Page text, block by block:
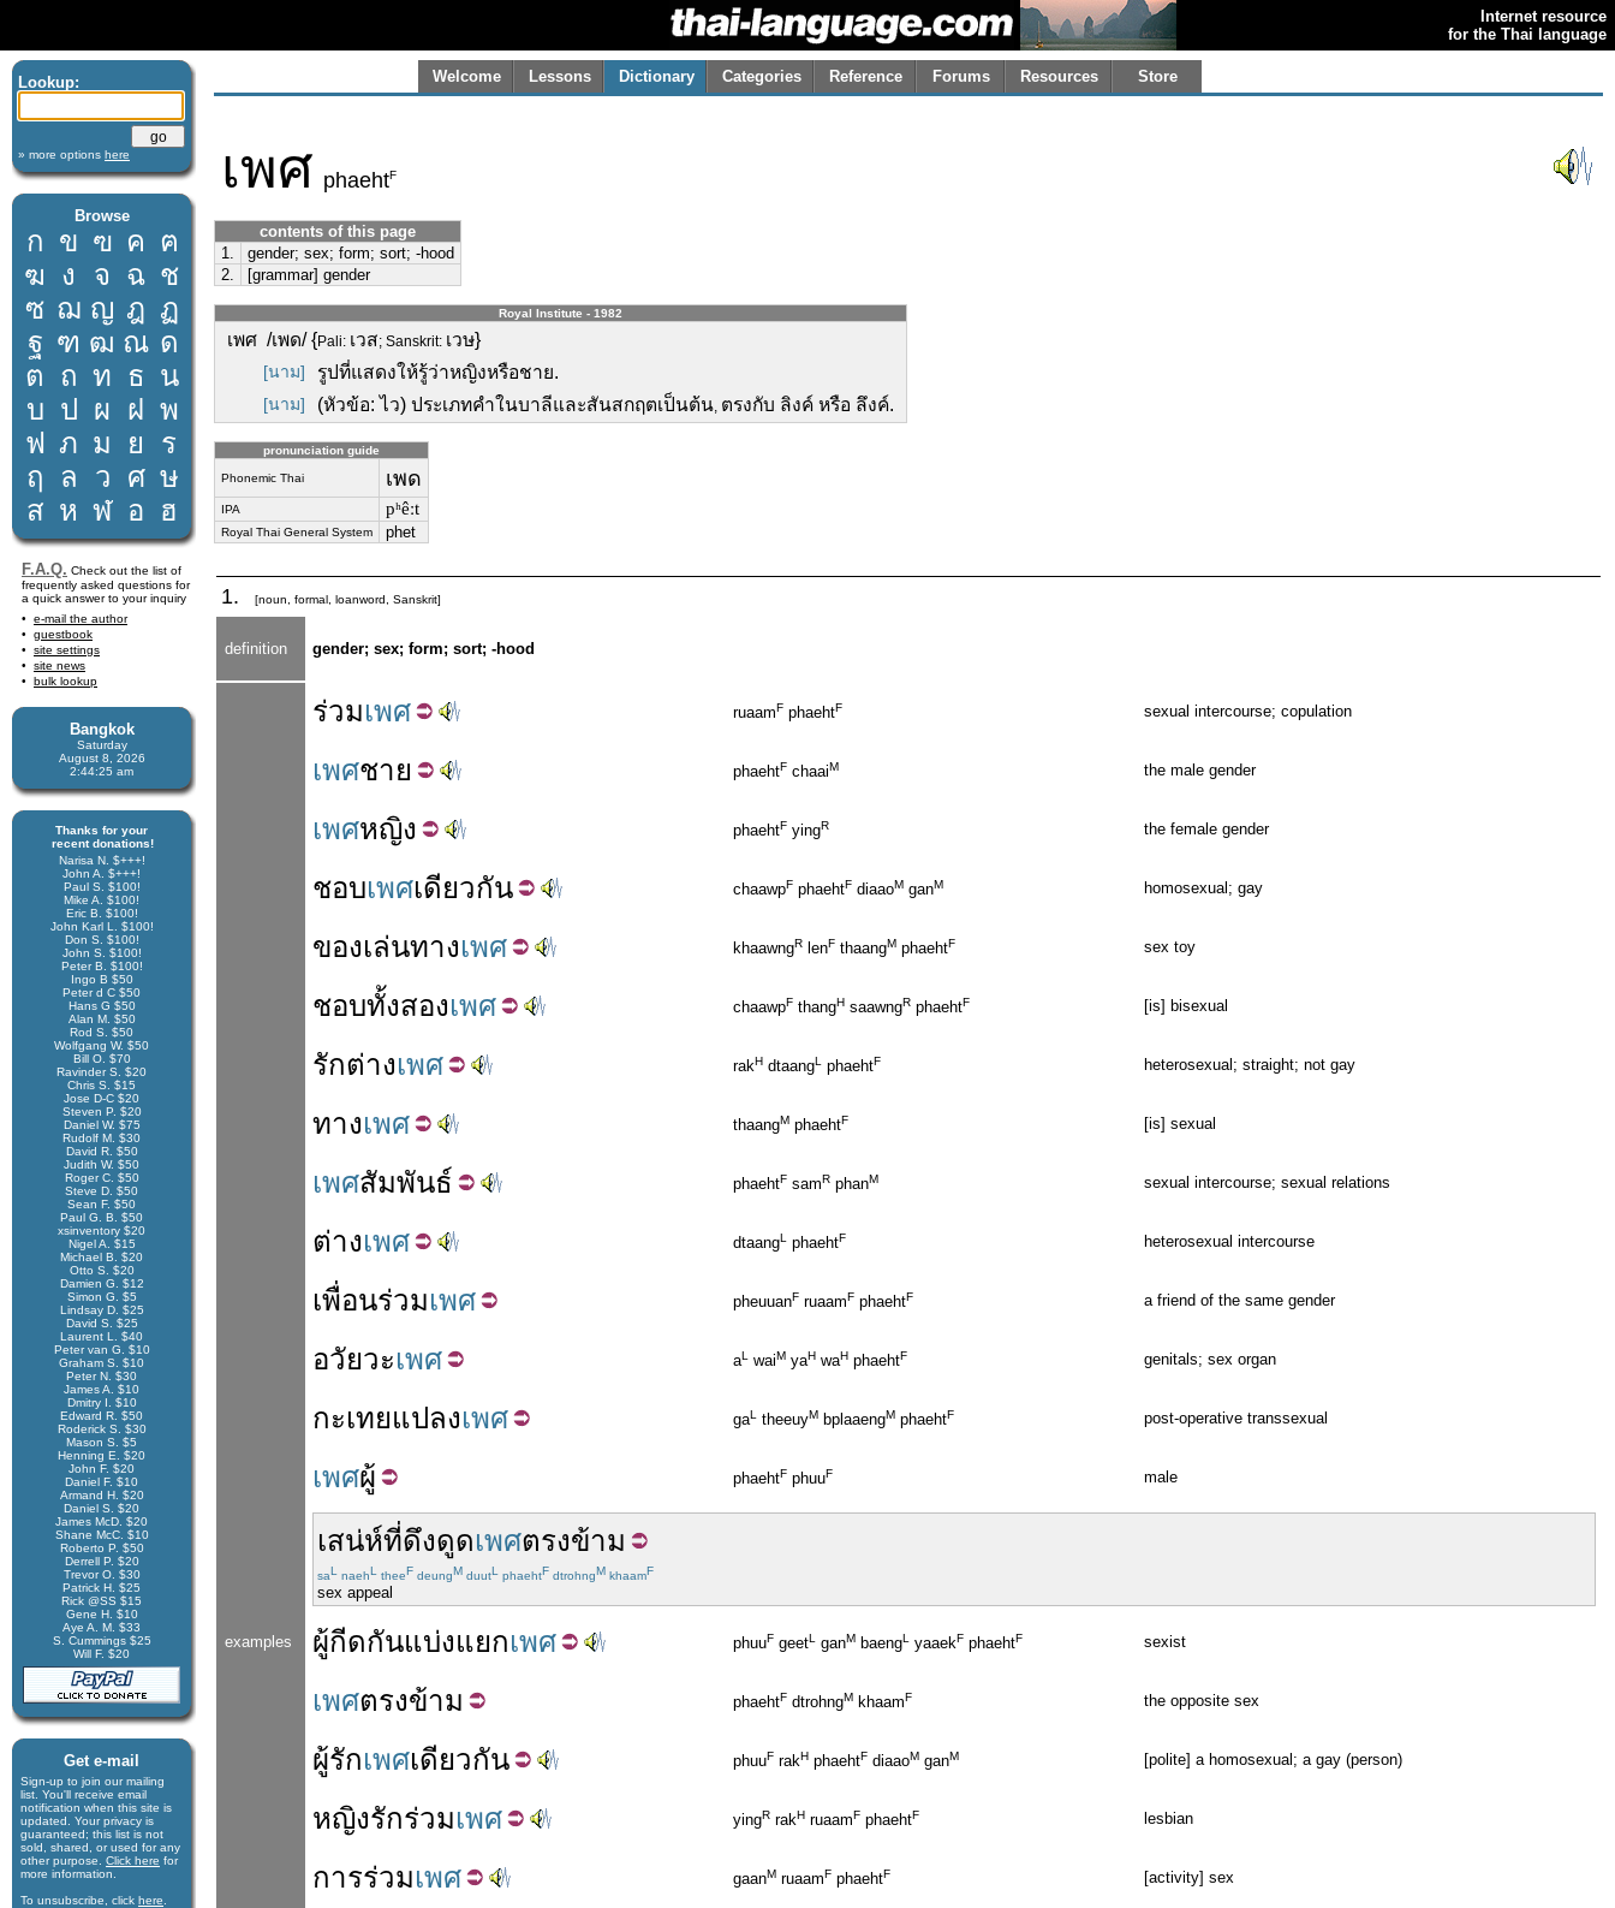
Internet resource
for the Thai language
Lookup:
» more options here
Browse
ก ข ฃ ค ฅ
ฆ ง จ ฉ ช
ซ ฌ ญ ฎ ฏ
ฐ ฑ ฒ ณ ด
ต ถ ท ธ น
บ ป ผ ฝ พ
ฟ ภ ม ย
ร
ฤ
ล ว ศ ษ
ส ห ฬ อ ฮ
F.A.Q. Check out the list of
frequently asked questions for
a quick answer to your inquiry
e-mail the author
guestbook
site settings
site news
bulk lookup
Bangkok
Saturday
August 8, 2026
2:44:26 am
Thanks for your
recent donations!
Narisa N. $+++!
John A. $+++!
Paul S. $100!
Mike A. $100!
Eric B. $100!
John Karl L. $100!
Don S. $100!
John S. $100!
Peter B. $100!
Ingo B $50
Peter d C $50
Hans G $50
Alan M. $50
Rod S. $50
Wolfgang W. $50
Bill O. $70
Ravinder S. $20
Chris S. $15
Jose D-C $20
Steven P. $20
Daniel W. $75
Rudolf M. $30
David R. $50
Judith W. $50
Roger C. $50
Steve D. $50
Sean F. $50
Paul G. B. $50
xsinventory $20
Nigel A. $15
Michael B. $20
Otto S. $20
Damien G. $12
Simon G. $5
Lindsay D. $25
David S. $25
Laurent L. $40
Peter van G. $10
Graham S. $10
Peter N. $30
James A. $10
Dmitry I. $10
Edward R. $50
Roderick S. $30
Mason S. $5
Henning E. $20
John F. $20
Daniel F. $10
Armand H. $20
Daniel S. $20
James McD. $20
Shane McC. $10
Roberto P. $50
Derrell P. $20
Trevor O. $30
Patrick H. $25
Rick @SS $15
Gene H. $10
Aye A. M. $33
S. Cummings $25
Will F. $20
Get e-mail
Sign-up to join our mail­ing
list. You'll receive e­mail
notification when this site is
updated. Your privacy is
guaran­teed; this list is not
sold, shared, or used for any
other purpose. Click here for
more infor­mation.
To unsubscribe, click here
Welcome Lessons Dictionary Categories Reference Forums Resources Store
เพศ phaehtF
contents of this page
1.
gender; sex; form; sort; -hood
2.
[grammar] gender
Royal Institute - 1982
เพศ /เพด/ {Pali: เวส; Sanskrit: เวษ}
[นาม] รูปที่แสดงให้รู้ว่าหญิงหรือชาย.
[นาม] (หัวข้อ: ไว) ประเภทคำในบาลีและสันสกฤตเป็นต้น, ตรงกับ ลิงค์ หรือ ลึงค์.
pronunciation guide
Phonemic Thai เพด
IPA pʰêːt
Royal Thai General System phet
1. [noun, formal, loanword, Sanskrit]
definition gender; sex; form; sort; -hood
examples
ร่วมเพศ ruaamF phaehtF sexual intercourse; copulation
เพศชาย phaehtF chaaiM the male gender
เพศหญิง phaehtF yingR the female gender
ชอบเพศเดียวกัน chaawpF phaehtF diaaoM ganM homosexual; gay
ของเล่นทางเพศ khaawngR lenF thaangM phaehtF sex toy
ชอบทั้งสองเพศ chaawpF thangH saawngR phaehtF [is] bisexual
รักต่างเพศ rakH dtaangL phaehtF heterosexual; straight; not gay
ทางเพศ thaangM phaehtF [is] sexual
เพศสัมพันธ์ phaehtF samR phanM sexual intercourse; sexual relations
ต่างเพศ dtaangL phaehtF heterosexual intercourse
เพื่อนร่วมเพศ pheuuanF ruaamF phaehtF a friend of the same gender
อวัยวะเพศ aL waiM yaH waH phaehtF genitals; sex organ
กะเทยแปลงเพศ gaL theeuyM bplaaengM phaehtF post-operative transsexual
เพศผู้ phaehtF phuuF male
เสน่ห์ที่ดึงดูดเพศตรงข้าม
saL naehL theeF deungM duutL phaehtF dtrohngM khaamF
sex appeal
ผู้กีดกันแบ่งแยกเพศ phuuF geetL ganM baengL yaaekF phaehtF sexist
เพศตรงข้าม phaehtF dtrohngM khaamF the opposite sex
ผู้รักเพศเดียวกัน phuuF rakH phaehtF diaaoM ganM [polite] a homosexual; a gay (person)
หญิงรักร่วมเพศ yingR rakH ruaamF phaehtF lesbian
การร่วมเพศ gaanM ruaamF phaehtF [activity] sex